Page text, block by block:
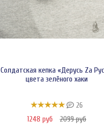
Солдатская кепка «Дерусь Zа
цвета зелёного хаки
26
1248 руб
2099 руб